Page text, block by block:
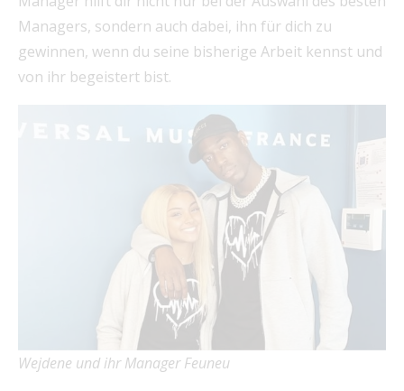
Managers, sondern auch dabei, ihn für dich zu
gewinnen, wenn du seine bisherige Arbeit kennst und
von ihr begeistert bist.
Wejdene und ihr Manager Feuneu